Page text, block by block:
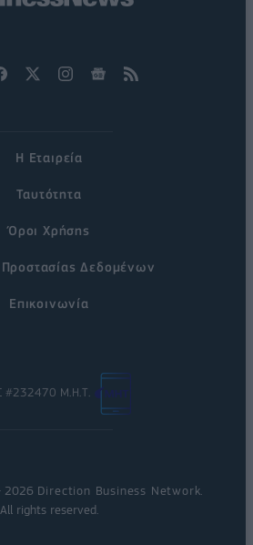
Η Εταιρεία
Ταυτότητα
Όροι Χρήσης
Προστασίας Δεδομένων
Επικοινωνία
#232470 Μ.Η.Τ.
2026 Direction Business Network.
All rights reserved.